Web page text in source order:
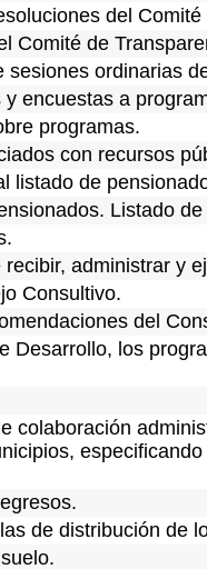
del
Comité de
sesiones ordinarias
encuestas a
programas.
con recursos
listado de
Listado
administrar y
Consultivo.
del
Desarrollo, los
colaboración
de distribución de